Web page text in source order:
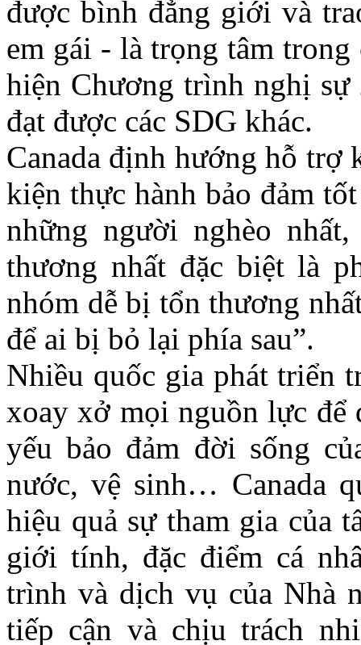
được bình đẳng giới và
em gái - là trọng tâm trong
hiện Chương trình nghị
đạt được các SDG khác.
Canada định hướng hỗ trợ
kiện thực hành bảo đảm
những người nghèo
thương nhất đặc biệt là
nhóm dễ bị tổn thương
để ai bị bỏ lại phía sau”.
Nhiều quốc gia phát triển
xoay xở mọi nguồn lực để
yếu bảo đảm đời sống
nước, vệ sinh… Canada
hiệu quả sự tham gia của
giới tính, đặc điểm cá
trình và dịch vụ của Nhà
tiếp cận và chịu trách